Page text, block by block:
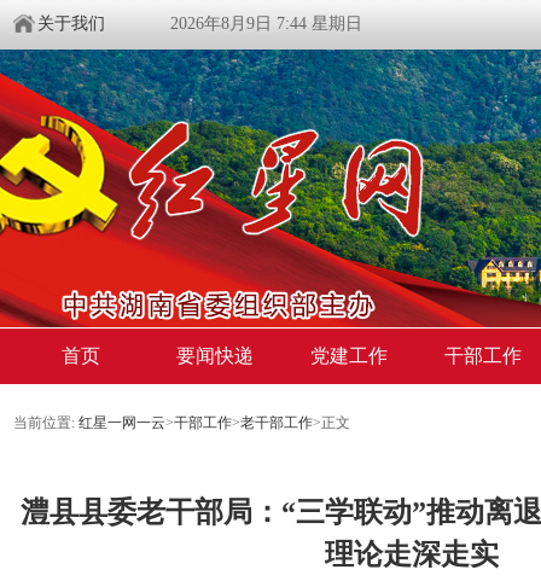
关于我们 2026年8月9日 7:44 星期日
首页 要闻快递 党建工作 干部工作
当前位置: 红星一网一云>干部工作>老干部工作>正文
澧县县委老干部局：“三学联动”推动离
理论走深走实